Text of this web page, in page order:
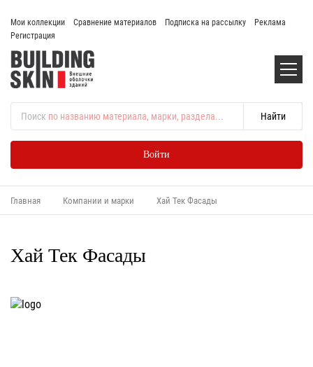
Мои коллекции Сравнение материалов Подписка на рассылку
Реклама
Регистрация
Поиск по названию материала, марки, раздела...
Войти
Главная Компании и марки Хай Тек Фасады
Хай Тек Фасады